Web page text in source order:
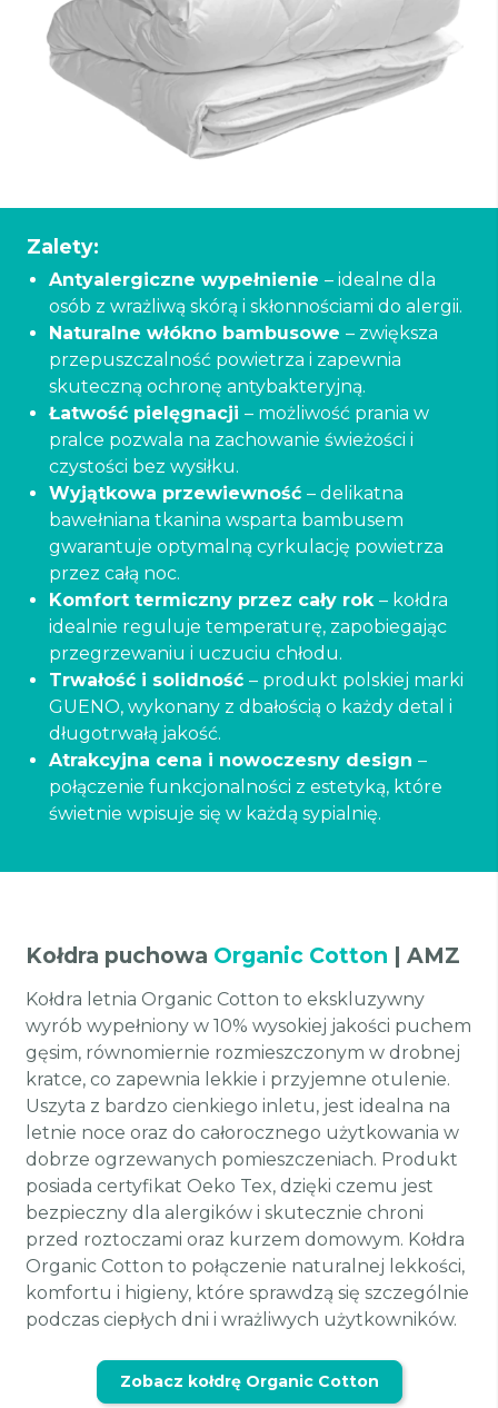
Zalety:
Antyalergiczne wypełnienie – idealne dla
osób z wrażliwą skórą i skłonnościami do alergii.
Naturalne włókno bambusowe – zwiększa
przepuszczalność powietrza i zapewnia
skuteczną ochronę antybakteryjną.
Łatwość pielęgnacji – możliwość prania w
pralce pozwala na zachowanie świeżości i
czystości bez wysiłku.
Wyjątkowa przewiewność – delikatna
bawełniana tkanina wsparta bambusem
gwarantuje optymalną cyrkulację powietrza
przez całą noc.
Komfort termiczny przez cały rok – kołdra
idealnie reguluje temperaturę, zapobiegając
przegrzewaniu i uczuciu chłodu.
Trwałość i solidność – produkt polskiej marki
GUENO, wykonany z dbałością o każdy detal i
długotrwałą jakość.
Atrakcyjna cena i nowoczesny design –
połączenie funkcjonalności z estetyką, które
świetnie wpisuje się w każdą sypialnię.
Kołdra puchowa Organic Cotton | AMZ
Kołdra letnia Organic Cotton to ekskluzywny
wyrób wypełniony w 10% wysokiej jakości puchem
gęsim, równomiernie rozmieszczonym w drobnej
kratce, co zapewnia lekkie i przyjemne otulenie.
Uszyta z bardzo cienkiego inletu, jest idealna na
letnie noce oraz do całorocznego użytkowania w
dobrze ogrzewanych pomieszczeniach. Produkt
posiada certyfikat Oeko Tex, dzięki czemu jest
bezpieczny dla alergików i skutecznie chroni
przed roztoczami oraz kurzem domowym. Kołdra
Organic Cotton to połączenie naturalnej lekkości,
komfortu i higieny, które sprawdzą się szczególnie
podczas ciepłych dni i wrażliwych użytkowników.
Zobacz kołdrę Organic Cotton